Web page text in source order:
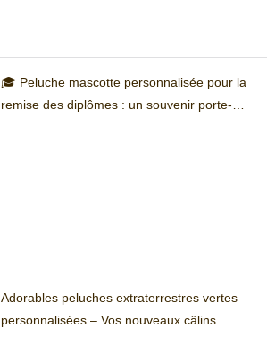
🎓 Peluche mascotte personnalisée pour la
remise des diplômes : un souvenir porte-
Adorables peluches extraterrestres vertes
personnalisées – Vos nouveaux câlins